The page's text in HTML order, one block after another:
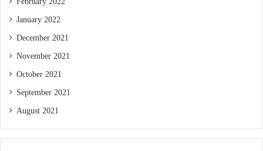
January 2022
December 2021
November 2021
October 2021
September 2021
August 2021